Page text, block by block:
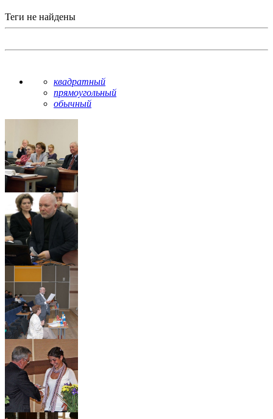
Теги не найдены
квадратный
прямоугольный
обычный